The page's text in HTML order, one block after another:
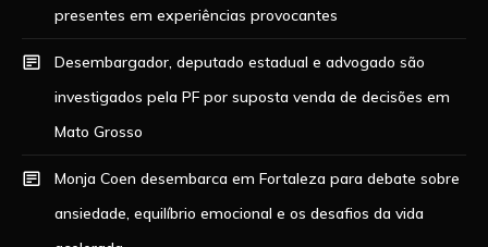
presentes em experiências provocantes
Desembargador, deputado estadual e advogado são
investigados pela PF por suposta venda de decisões em
Mato Grosso
Monja Coen desembarca em Fortaleza para debate sobre
ansiedade, equilíbrio emocional e os desafios da vida